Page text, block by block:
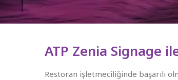
ATP Zenia Signage
Restoran işletmeciliğinde başarılı